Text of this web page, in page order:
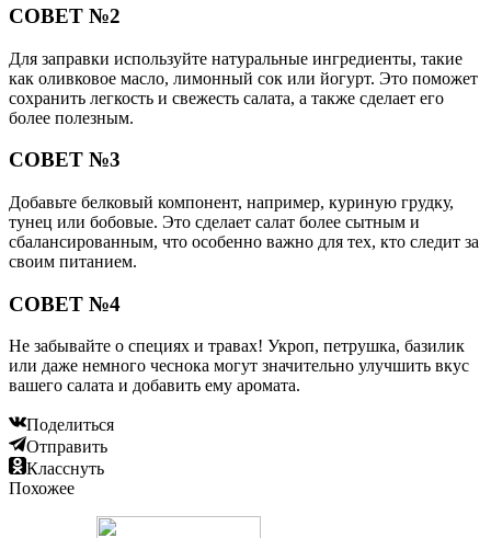
СОВЕТ №2
Для заправки используйте натуральные ингредиенты, такие
как оливковое масло, лимонный сок или йогурт. Это поможет
сохранить легкость и свежесть салата, а также сделает его
более полезным.
СОВЕТ №3
Добавьте белковый компонент, например, куриную грудку,
тунец или бобовые. Это сделает салат более сытным и
сбалансированным, что особенно важно для тех, кто следит за
своим питанием.
СОВЕТ №4
Не забывайте о специях и травах! Укроп, петрушка, базилик
или даже немного чеснока могут значительно улучшить вкус
вашего салата и добавить ему аромата.
Поделиться
Отправить
Класснуть
Похожее